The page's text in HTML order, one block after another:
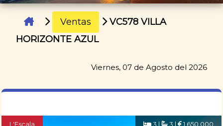
Ventas
VC578 VILLA
HORIZONTE AZUL
Viernes, 07 de Agosto del 2026
L'Escala 3 | 3 | 1.650.000